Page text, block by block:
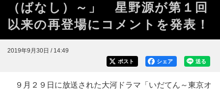
（ばなし）～」 星野源が第１回
以来の再登場にコメントを発表！
2019年9月30日 / 14:49
送る
シェア
ポスト
９月２９日に放送された大河ドラマ「いだてん～東京オ